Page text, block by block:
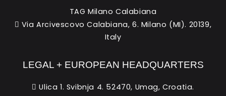
TAG Milano Calabiana
Via Arcivescovo Calabiana, 6. Milano (MI). 20139,
Italy
LEGAL + EUROPEAN HEADQUARTERS
Ulica 1. Svibnja 4. 52470, Umag, Croatia.